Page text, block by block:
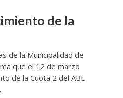
de la
de la Municipalidad de
que el 12 de marzo
de la Cuota 2 del ABL